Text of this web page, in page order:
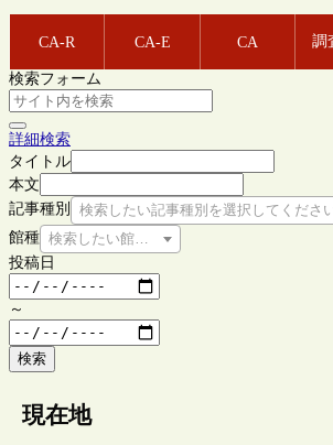
CA-R CA-E CA 調
検索フォーム
詳細検索
タイトル
本文
記事種別
検索したい記事種別を選択してくださ
館種 検索したい館種を選択してください
投稿日
～
検索
現在地